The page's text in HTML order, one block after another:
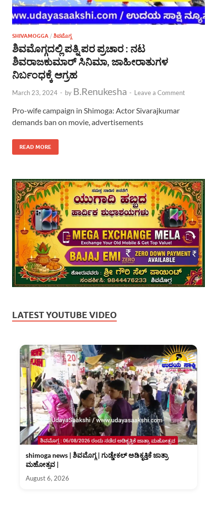
SHIVAMOGGA / ಶಿವಮೊಗ್ಗ
ಶಿವಮೊಗ್ಗದಲ್ಲಿ ಪತ್ನಿ ಪರ ಪ್ರಚಾರ : ನಟ
ಶಿವರಾಜಕುಮಾರ್ ಸಿನಿಮಾ, ಜಾಹೀರಾತುಗಳ
ನಿರ್ಬಂಧಕ್ಕೆ ಆಗ್ರಹ
March 23, 2024 - by B.Renukesha - Leave a Comment
Pro-wife campaign in Shimoga: Actor Sivarajkumar
demands ban on movie, advertisements
READ MORE
LATEST YOUTUBE VIDEO
shimoga news | ಶಿವಮೊಗ್ಗ | ಗುಡ್ಡೇಕಲ್ ಅಡಿಕೃತ್ತಿಕೆ ಜಾತ್ರಾ
ಮಹೋತ್ಸವ |
August 6, 2026